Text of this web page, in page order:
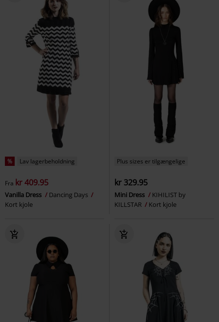
% Lav lagerbeholdning
Fra kr 409.95
Vanilla Dress
Dancing Days
Kort kjole
Plus sizes er tilgængelige
kr 329.95
Mini Dress
KIHILIST by
KILLSTAR
Kort kjole